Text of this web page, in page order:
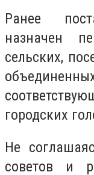
Ранее
назначен
сельских,
городских
Не
советов и